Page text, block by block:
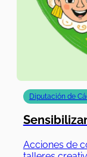
Diputación de
Acciones de